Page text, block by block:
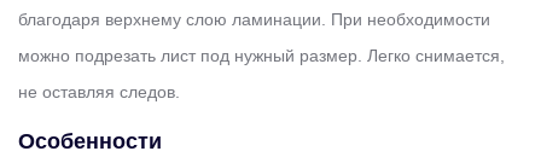
благодаря верхнему слою ламинации. При необходимости
можно подрезать лист под нужный размер. Легко снимается,
не оставляя следов.
Особенности